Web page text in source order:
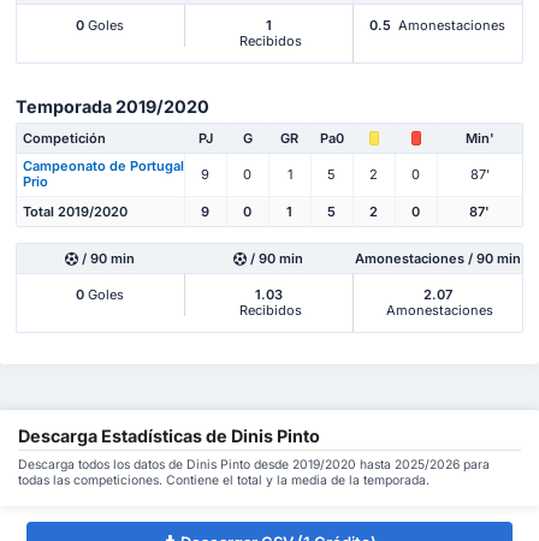
0 Goles
1
Recibidos
0.5 Amonestaciones
Temporada 2019/2020
Competición PJ G GR Pa0
Min'
Campeonato de Portugal
Prio
9 0 1 5 2 0 87'
Total 2019/2020 9 0 1 5 2 0 87'
/ 90 min / 90 min Amonestaciones / 90 min
0 Goles
1.03
Recibidos
2.07
Amonestaciones
Descarga Estadísticas de Dinis Pinto
Descarga todos los datos de Dinis Pinto desde 2019/2020 hasta 2025/2026 para
todas las competiciones. Contiene el total y la media de la temporada.